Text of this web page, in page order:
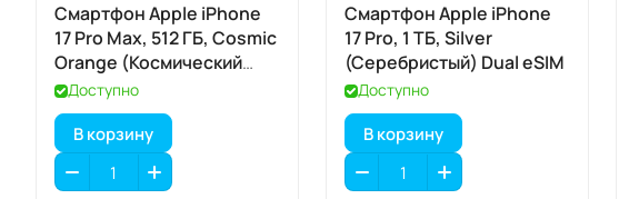
Смартфон Apple iPhone
17 Pro Max, 512 ГБ, Cosmic
Orange (Космический
оранжевый) Dual eSIM
Доступно
В корзину
Смартфон Apple iPhone
17 Pro, 1 ТБ, Silver
(Серебристый) Dual eSIM
Доступно
В корзину